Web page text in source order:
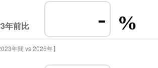
年前比 - %
年間 vs 2026年】